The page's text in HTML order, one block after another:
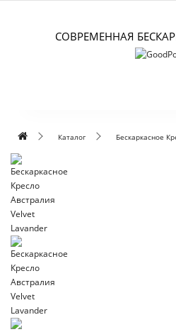
СОВРЕМЕННАЯ
Каталог Бескаркасное